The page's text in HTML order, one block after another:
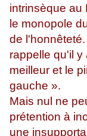
intrinsèque au
le monopole
de
rappelle qu'il y
meilleur et le
gauche ».
Mais nul ne
prétention à
une